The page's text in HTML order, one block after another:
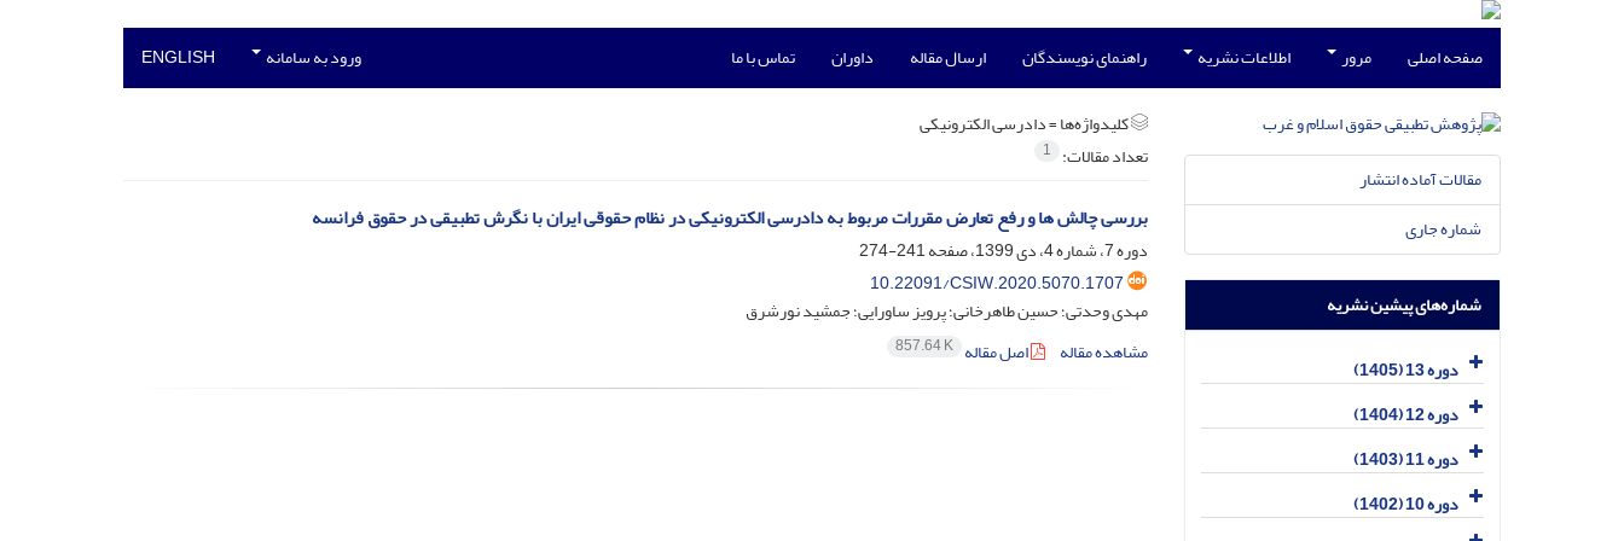
صفحه اصلی مرور اطلاعات نشریه راهنمای نویسندگان ارسال مقاله داوران تماس با ما ورود به سامانه ENGLISH
کلیدواژه‌ها =دادرسی الکترونیکی
تعداد مقالات: 1
بررسی چالش ها و رفع تعارض مقررات مربوط به دادرسی الکترونیکی در نظام حقوقی ایران با نگرش تطبیقی در حقوق فرانسه
دوره 7، شماره 4، دی 1399، صفحه
241-274
10.22091/CSIW.2020.5070.1707
مهدی وحدتی؛ حسین طاهرخانی؛ پرویز ساورایی؛ جمشید نورشرق
مشاهده مقاله
اصل مقاله 857.64 K
مقالات آماده انتشار
شماره جاری
شماره‌های پیشین نشریه
دوره 13 (1405)
دوره 12 (1404)
دوره 11 (1403)
دوره 10 (1402)